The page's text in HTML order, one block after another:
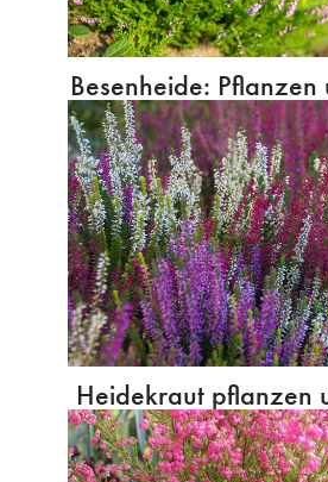
Besenheide:
Heidekraut pflanzen